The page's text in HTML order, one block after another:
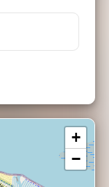
+
−